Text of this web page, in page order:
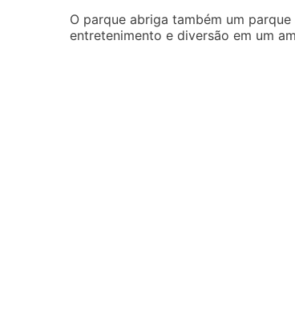
O parque abriga também um
entretenimento e diversão em um